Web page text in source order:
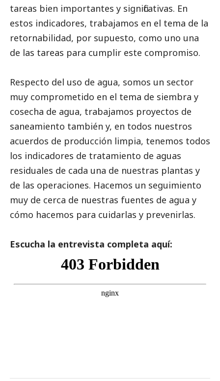
tareas bien importantes y significativas. En
estos indicadores, trabajamos en el tema de la
retornabilidad, por supuesto, como uno una
de las tareas para cumplir este compromiso.
Respecto del uso de agua, somos un sector
muy comprometido en el tema de siembra y
cosecha de agua, trabajamos proyectos de
saneamiento también y, en todos nuestros
acuerdos de producción limpia, tenemos todos
los indicadores de tratamiento de aguas
residuales de cada una de nuestras plantas y
de las operaciones. Hacemos un seguimiento
muy de cerca de nuestras fuentes de agua y
cómo hacemos para cuidarlas y prevenirlas.
Escucha la entrevista completa aquí: